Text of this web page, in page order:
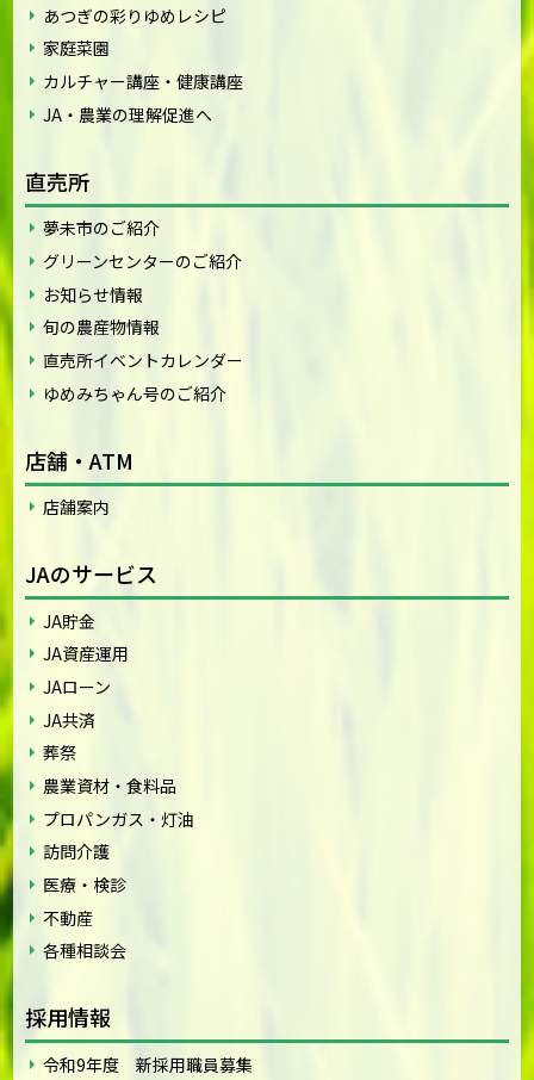
あつぎの彩りゆめレシピ
家庭菜園
カルチャー講座・健康講座
JA・農業の理解促進へ
直売所
夢未市のご紹介
グリーンセンターのご紹介
お知らせ情報
旬の農産物情報
直売所イベントカレンダー
ゆめみちゃん号のご紹介
店舗・ATM
店舗案内
JAのサービス
JA貯金
JA資産運用
JAローン
JA共済
葬祭
農業資材・食料品
プロパンガス・灯油
訪問介護
医療・検診
不動産
各種相談会
採用情報
令和9年度 新採用職員募集